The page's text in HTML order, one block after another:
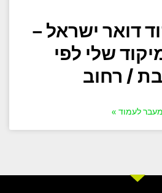
דואר ישראל –
שלי לפי
/ רחוב
מעבר לעמוד »